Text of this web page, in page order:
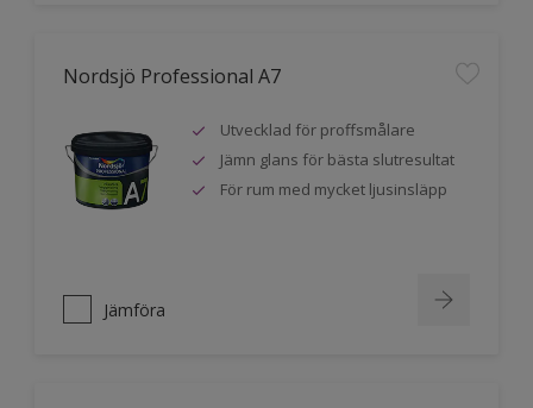
Nordsjö Professional A7
Utvecklad för proffsmålare
Jämn glans för bästa slutresultat
För rum med mycket ljusinsläpp
Jämföra